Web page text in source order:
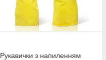
Рукавички з напиленням